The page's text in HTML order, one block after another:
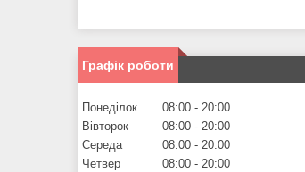
Графік роботи
Понеділок 08:00
20:00
Вівторок
08:00
20:00
Середа
08:00
20:00
Четвер
08:00
20:00